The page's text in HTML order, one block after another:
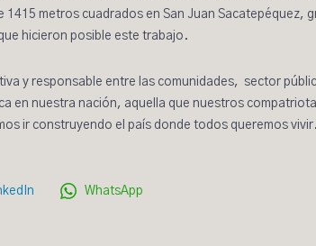
1415 metros cuadrados en San Juan Sacatepéquez,
hicieron posible este trabajo.
y responsable entre las comunidades, sector
en nuestra nación, aquella que nuestros
ir construyendo el país donde todos queremos vivir.
WhatsApp